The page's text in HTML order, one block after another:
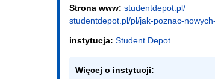
Strona www: studentdepot.pl/
studentdepot.pl/pl/jak-poznac-
instytucja: Student Depot
Więcej o instytucji: